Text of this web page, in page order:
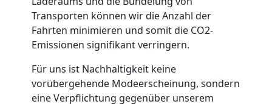
Transporten können wir die Anzahl der
Fahrten minimieren und somit die CO2-
Emissionen signifikant verringern.
Für uns ist Nachhaltigkeit keine
vorübergehende Modeerscheinung, sondern
eine Verpflichtung gegenüber unserem
Leonding
Privatumzug
Leonding